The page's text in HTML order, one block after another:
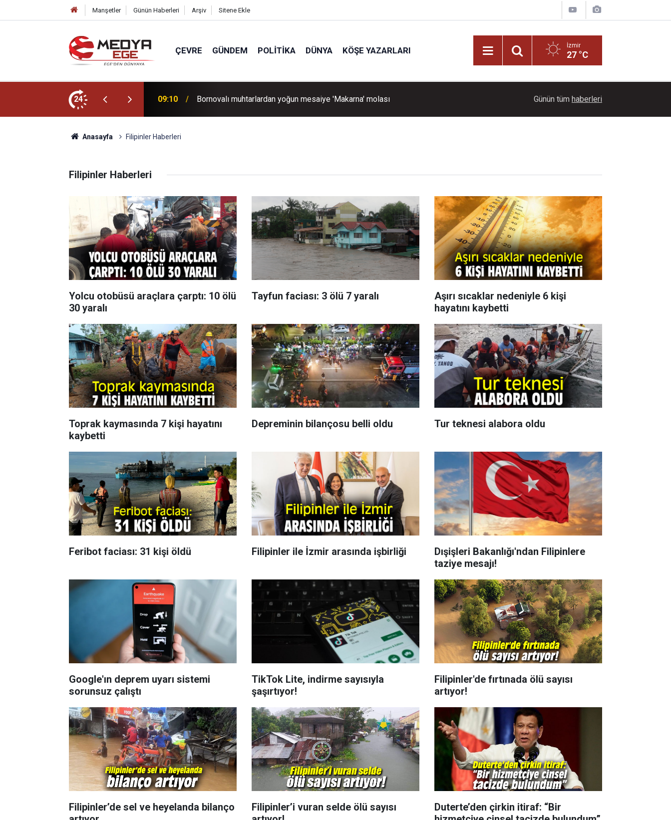
Manşetler Günün Haberleri Arşiv Sitene Ekle
ÇEVRE GÜNDEM POLITIKA DÜNYA KÖŞE YAZARLARI İzmir
27 °C
24
'Makarna' molası 08:57 Bahçeli, MHP İl Başkanı'nın oğlu Enes Doğan'ın düğününe katıldı O isimleri hedef alan siber zorbalara operasyon
Günün tüm haberleri
Anasayfa Filipinler Haberleri
Filipinler Haberleri
Yolcu otobüsü araçlara çarptı: 10 ölü
30 yaralı
Tayfun faciası: 3 ölü 7 yaralı
Aşırı sıcaklar nedeniyle 6 kişi
hayatını kaybetti
Toprak kaymasında 7 kişi hayatını
kaybetti
Depreminin bilançosu belli oldu Tur teknesi alabora oldu
Feribot faciası: 31 kişi öldü Filipinler ile İzmir arasında işbirliği
Dışişleri Bakanlığı'ndan Filipinlere
taziye mesajı!
Google'ın deprem uyarı sistemi
sorunsuz çalıştı
TikTok Lite, indirme sayısıyla
şaşırtıyor!
Filipinler'de fırtınada ölü sayısı
artıyor!
Filipinler’de sel ve heyelanda bilanço
Filipinler’i vuran selde ölü sayısı
Duterte’den çirkin itiraf: “Bir